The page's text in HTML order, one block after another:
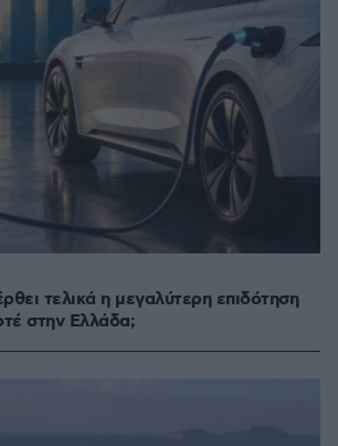
τελικά η μεγαλύτερη επιδότηση
στην Ελλάδα;